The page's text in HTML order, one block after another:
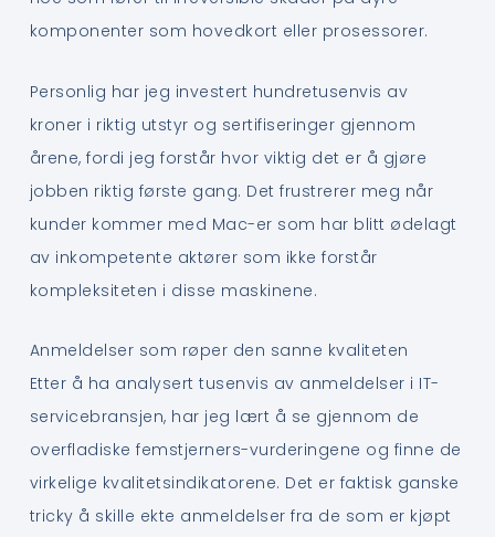
komponenter som hovedkort eller prosessorer.
Personlig har jeg investert hundretusenvis av
kroner i riktig utstyr og sertifiseringer gjennom
årene, fordi jeg forstår hvor viktig det er å gjøre
jobben riktig første gang. Det frustrerer meg når
kunder kommer med Mac-er som har blitt ødelagt
av inkompetente aktører som ikke forstår
kompleksiteten i disse maskinene.
Anmeldelser som røper den sanne kvaliteten
Etter å ha analysert tusenvis av anmeldelser i IT-
servicebransjen, har jeg lært å se gjennom de
overfladiske femstjerners-vurderingene og finne de
virkelige kvalitetsindikatorene. Det er faktisk ganske
tricky å skille ekte anmeldelser fra de som er kjøpt